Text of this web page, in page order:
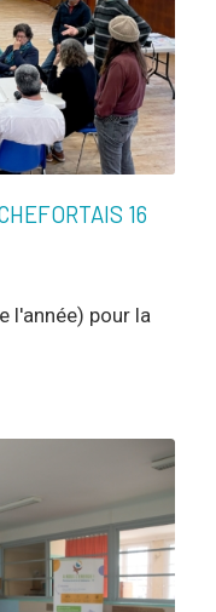
16
l'année) pour la